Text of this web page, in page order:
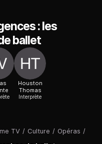
TV / Culture / Opéras /
: les
ballet
Houston
Thomas
Interprète